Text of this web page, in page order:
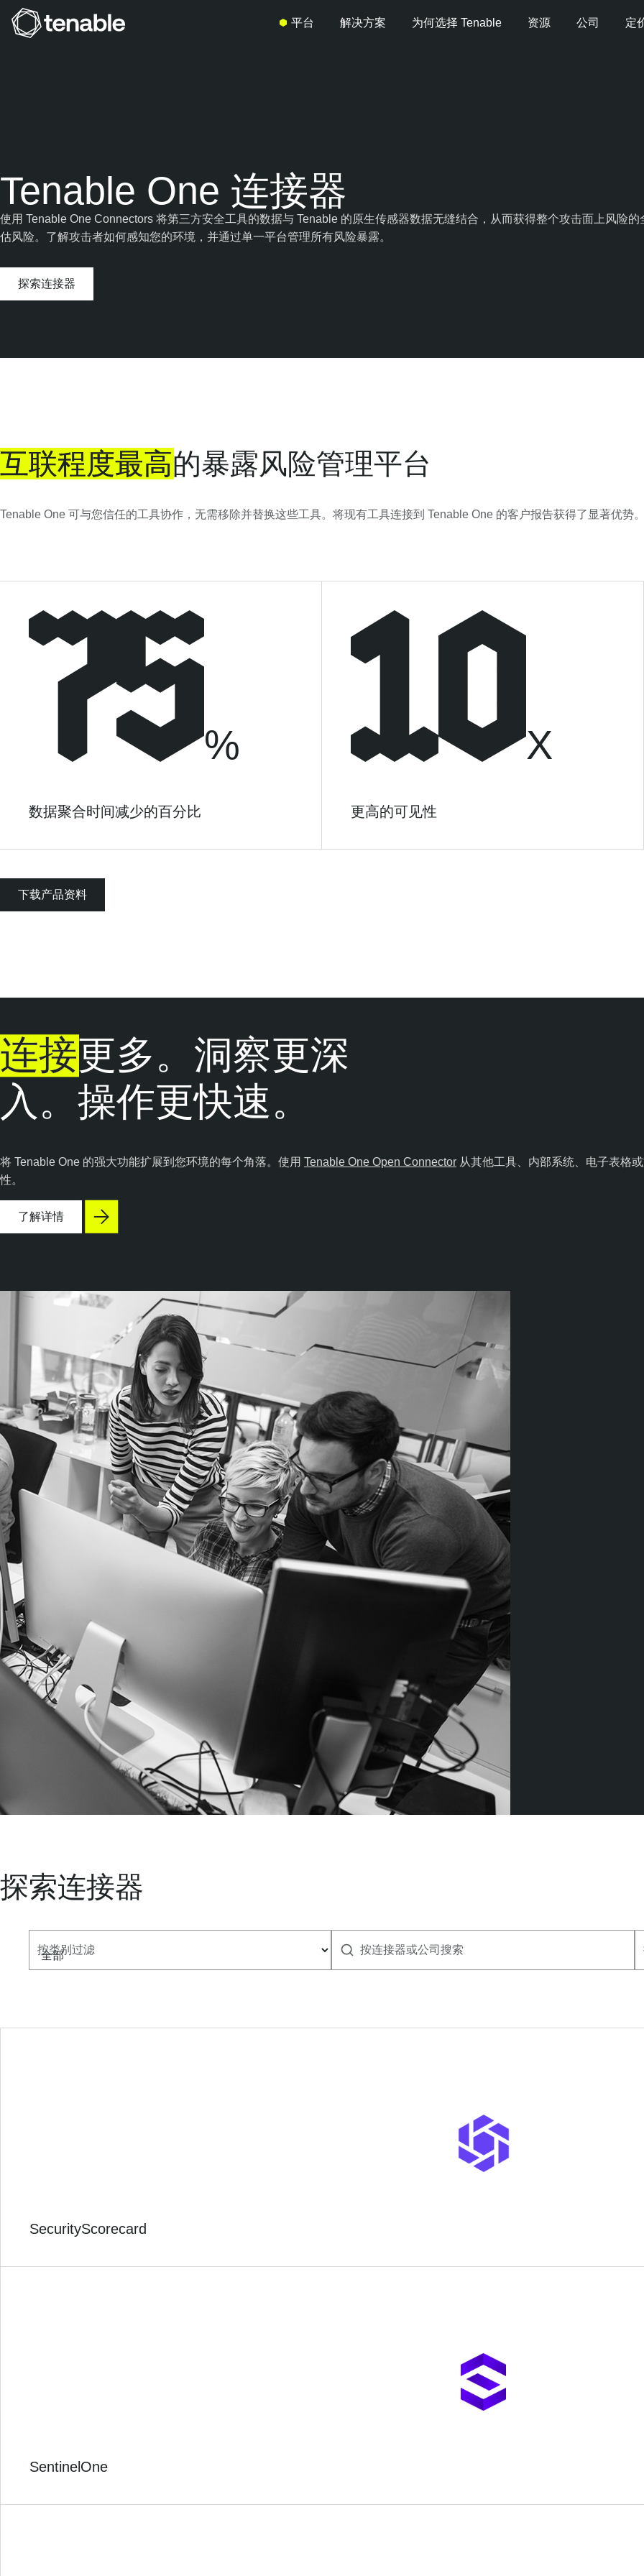
平台 解决方案 为何选择 Tenable 资源 公司 定
Tenable One 连接器
使用 Tenable One Connectors 将第三方安全工具的数据与 Tenable 的原生传感器数据无缝结合，从而获得整个攻击面上风险
估风险。了解攻击者如何感知您的环境，并通过单一平台管理所有风险暴露。
探索连接器
互联程度最高的暴露风险管理平台
Tenable One 可与您信任的工具协作，无需移除并替换这些工具。将现有工具连接到 Tenable One 的客户报告获得了显著优势
%
数据聚合时间减少的百分比
X
更高的可见性
下载产品资料
连接更多。洞察更深
入。操作更快速。
将 Tenable One 的强大功能扩展到您环境的每个角落。使用 Tenable One Open Connector 从其他工具、内部系统、电子表格
性。
了解详情
探索连接器
按类别过滤 按连接器或公司搜索
SecurityScorecard
SentinelOne